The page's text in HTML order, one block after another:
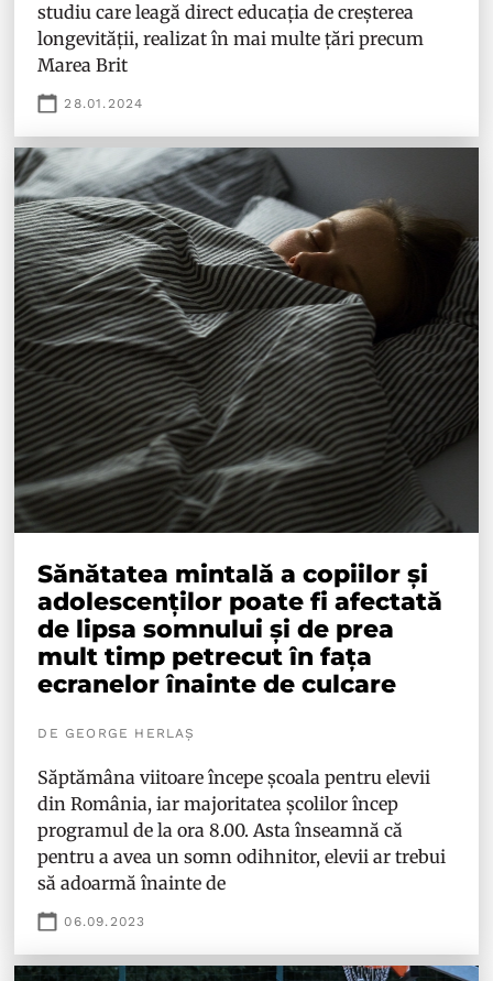
studiu care leagă direct educația de creșterea
longevității, realizat în mai multe țări precum
Marea Brit
28.01.2024
Sănătatea mintală a copiilor și
adolescenților poate fi afectată
de lipsa somnului și de prea
mult timp petrecut în fața
ecranelor înainte de culcare
DE GEORGE HERLAȘ
Săptămâna viitoare începe școala pentru elevii
din România, iar majoritatea școlilor încep
programul de la ora 8.00. Asta înseamnă că
pentru a avea un somn odihnitor, elevii ar trebui
să adoarmă înainte de
06.09.2023